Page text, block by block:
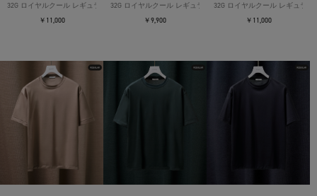
32G ロイヤルクール レギュラーTシャツ
￥11,000
32G ロイヤルクール レギュラーTシャツ
￥9,900
32G ロイヤルクール レギュラー
￥11,000